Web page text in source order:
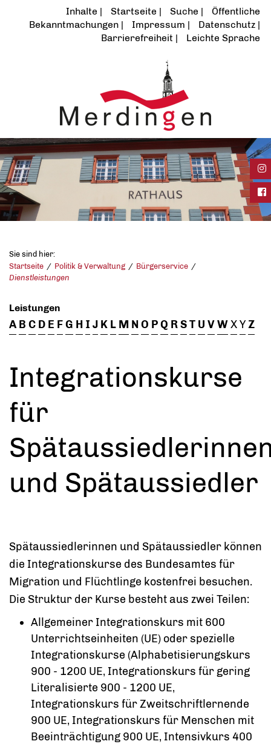
Inhalte Startseite Suche
Öffentliche
Bekanntmachungen
Impressum
Datenschutz
Barrierefreiheit
Leichte Sprache
Sie sind hier:
Startseite
Politik & Verwaltung
Bürgerservice
Dienstleistungen
Leistungen
A B C D E FG H I J K L M NO PQ RST U VWXYZ
Integrationskurse
für
und Spätaussiedler
Spätaussiedlerinnen und Spätaussiedler können
die Integrationskurse des Bundesamtes für
Migration und Flüchtlinge kostenfrei besuchen.
Die Struktur der Kurse besteht aus zwei Teilen:
Allgemeiner Integrationskurs mit 600
Unterrichtseinheiten (UE) oder spezielle
Integrationskurse (Alphabetisierungskurs
900 - 1200 UE, Integrationskurs für gering
Literalisierte 900 - 1200 UE,
Integrationskurs für Zweitschriftlernende
900 UE, Integrationskurs für Menschen mit
Beeinträchtigung 900 UE, Intensivkurs 400